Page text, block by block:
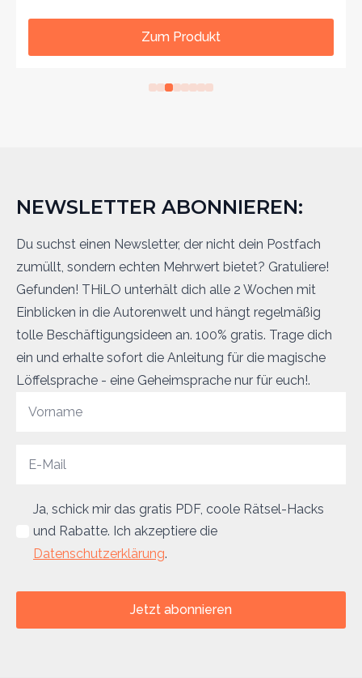
Zum Produkt
NEWSLETTER ABONNIEREN:
Du suchst einen Newsletter, der nicht dein Postfach
zumüllt, sondern echten Mehrwert bietet? Gratuliere!
Gefunden! THiLO unterhält dich alle 2 Wochen mit
Einblicken in die Autorenwelt und hängt regelmäßig
tolle Beschäftigungsideen an. 100% gratis. Trage dich
ein und erhalte sofort die Anleitung für die magische
Löffelsprache - eine Geheimsprache nur für euch!.
Ja, schick mir das gratis PDF, coole Rätsel-Hacks
und Rabatte. Ich akzeptiere die
Datenschutzerklärung.
Jetzt abonnieren